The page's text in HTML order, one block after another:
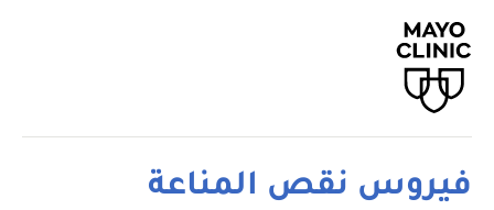
فيروس نقص المناعة